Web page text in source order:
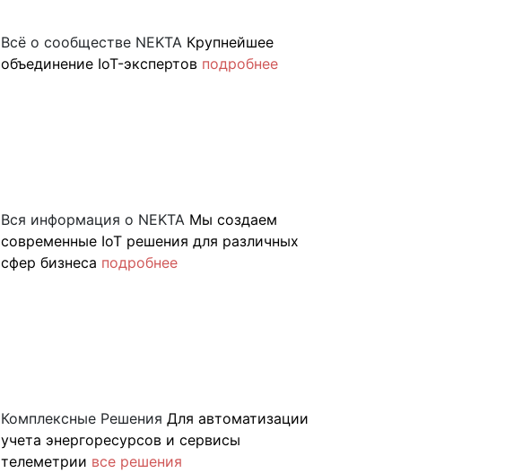
Всё о сообществе NEKTA Крупнейшее
объединение IoT-экспертов подробнее
Вся информация о NEKTA Мы создаем
современные IoT решения для различных
сфер бизнеса подробнее
Комплексные Решения Для автоматизации
учета энергоресурсов и сервисы
телеметрии все решения